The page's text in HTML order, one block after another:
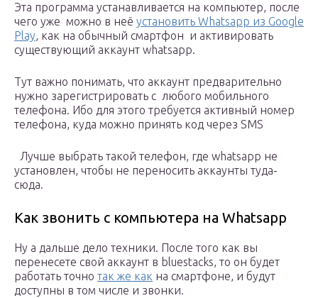
Эта программа устанавливается на компьютер, после
чего уже можно в неё установить Whatsapp из Google
Play, как на обычный смартфон и активировать
существующий аккаунт whatsapp.
Тут важно понимать, что аккаунт предварительно
нужно зарегистрировать с любого мобильного
телефона. Ибо для этого требуется активный номер
телефона, куда можно принять код через SMS
Лучше выбрать такой телефон, где whatsapp не
установлен, чтобы не переносить аккаунты туда-
сюда.
Как звонить с компьютера на Whatsapp
Ну а дальше дело техники. После того как вы
перенесете свой аккаунт в bluestacks, то он будет
работать точно так же как на смартфоне, и будут
доступны в том числе и звонки.